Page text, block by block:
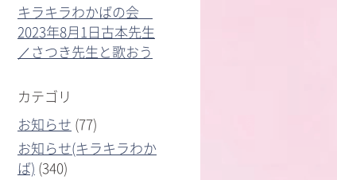
キラキラわかばの会
2023年8月1日古本先生
／さつき先生と歌おう
カテゴリ
お知らせ (77)
お知らせ(キラキラわか
ば) (340)